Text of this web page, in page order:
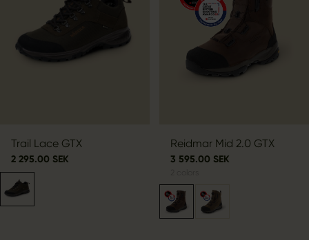
Trail Lace GTX
2 295.00 SEK
Reidmar Mid 2.0 GTX
3 595.00 SEK